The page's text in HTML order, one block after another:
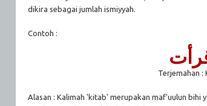
dikira sebagai jumlah ismiyyah.
Contoh :
Terjemahan :
Alasan : Kalimah 'kitab' merupakan maf'uulun bihi